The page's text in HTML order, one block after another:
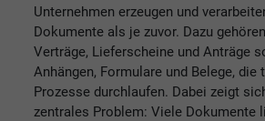
Unternehmen erzeugen und
Dokumente als je zuvor. Dazu
Verträge, Lieferscheine und Anträge
Anhängen, Formulare und Belege,
Prozesse durchlaufen. Dabei zeigt
zentrales Problem: Viele Dokumente